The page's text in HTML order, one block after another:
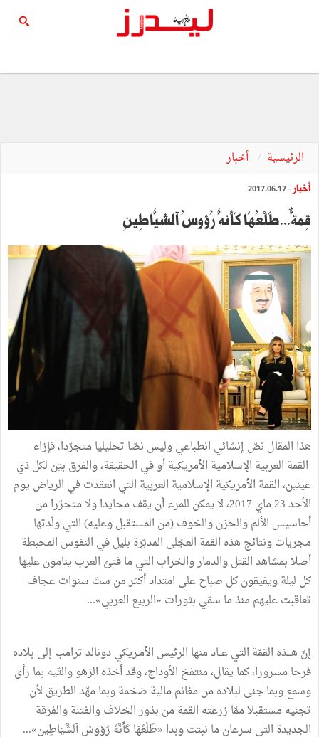
الرئيسية أخبار
أخبار - 2017.06.17
قِمةٌَّ...طَلْعُهَا كَأَنهَُّ رُؤوسُ آلشيََّاطِينِ
هذا المقال نصّ إنشائي انطباعي وليس نصّا تحليليا متجرّدا، فإزاء
القمة العربية الإسلامية الأمريكية أو في الحقيقة، والفرق بيّن لكل ذي
عينين، القمة الأمريكية الإسلامية العربية التي انعقدت في الرياض يوم
الأحد 23 ماي 2017، لا يمكن للمرء أن يقف محايدا ولا متحرّرا من
أحاسيس الألم والحزن والخوف (من المستقبل وعليه) التي ولّدتها
مجريات ونتائج هذه القمة العجْلى المدبّرة بليل في النفوس المحبطة
أصلا بمشاهد القتل والدمار والخراب التي ما فتئ العرب ينامون عليها
كل ليلة ويفيقون كل صباح على امتداد أكثر من ستّ سنوات عجاف
تعاقبت عليهم منذ ما سمّي بثورات «الربيع العربي»...
إنّ هـــذه القمّة التي عــاد منها الرئيس الأمـريكي دونالد ترامب إلى بلاده
فرحا مسرورا، كما يقال، منتفخ الأوداج، وقد أخذه الزهو والتّيه بما رأى
وسمع وبما جنى لبلاده من مغانم مالية ضخمة وبما مهّد الطريق لأن
تجنيه مستقبلا ممّا زرعته القمة من بذور الخلاف والفتنة والفرقة
الجديدة التي سرعان ما نبتت وبدا «طَلْعُهَا كَأَنَّهُ رُؤوسُ ٱلشَّيَاطِينِ»...